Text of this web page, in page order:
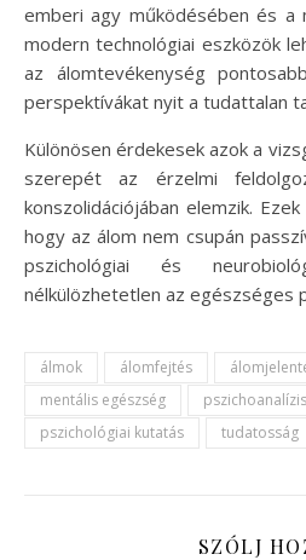
emberi agy működésében és a
modern technológiai eszközök
az álomtevékenység
perspektívákat nyit a tudattalan
Különösen érdekesek azok a
szerepét az érzelmi
konszolidációjában elemzik.
hogy az álom nem csupán
pszichológiai és
nélkülözhetetlen az egészséges
álmok álomfejtés
mentális egészség
pszichoanalízis
pszichológiai kutatás
tudatosság
SZÓLJ